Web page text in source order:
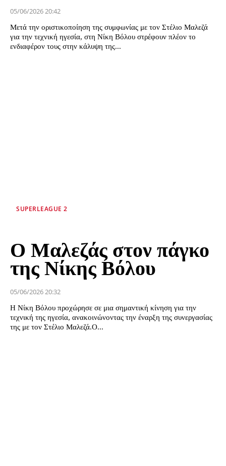
05/06/2026 20:42
Μετά την οριστικοποίηση της συμφωνίας με τον Στέλιο Μαλεζά
για την τεχνική ηγεσία, στη Νίκη Βόλου στρέφουν πλέον το
ενδιαφέρον τους στην κάλυψη της...
SUPERLEAGUE 2
Ο Μαλεζάς στον πάγκο
της Νίκης Βόλου
05/06/2026 20:32
Η Νίκη Βόλου προχώρησε σε μια σημαντική κίνηση για την
τεχνική της ηγεσία, ανακοινώνοντας την έναρξη της συνεργασίας
της με τον Στέλιο Μαλεζά.Ο...